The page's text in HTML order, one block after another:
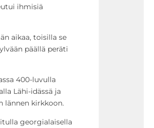
ihmisiä
aikaa, toisilla se
päällä peräti
400-luvulla
Lähi-idässä ja
lännen kirkkoon.
georgialaisella